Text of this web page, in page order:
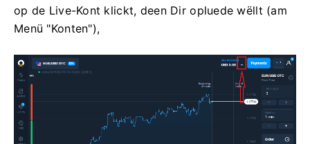
op de Live-Kont klickt, deen Dir opluede wëllt (am
Menü "Konten"),